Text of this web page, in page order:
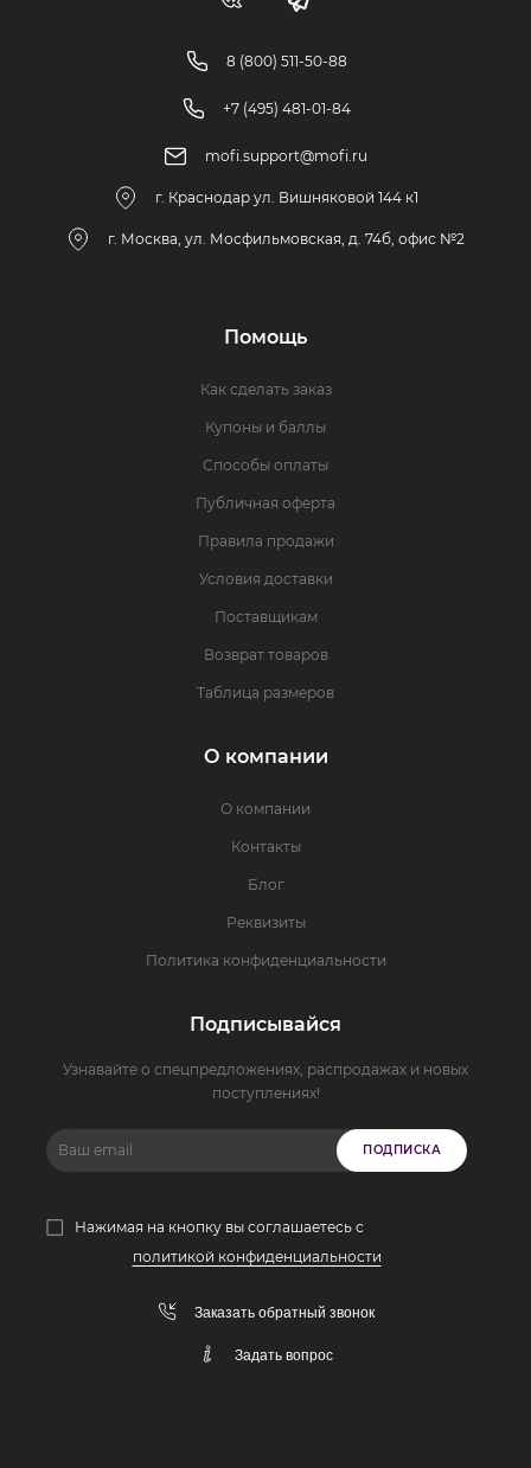
8 (800) 511-50-88
+7 (495) 481-01-84
mofi.support@mofi.ru
г. Краснодар ул. Вишняковой 144 к1
г. Москва, ул. Мосфильмовская, д. 74б, офис №2
Помощь
Как сделать заказ
Купоны и баллы
Способы оплаты
Публичная оферта
Правила продажи
Условия доставки
Поставщикам
Возврат товаров
Таблица размеров
О компании
О компании
Контакты
Блог
Реквизиты
Политика конфиденциальности
Подписывайся
Узнавайте о спецпредложениях, распродажах и новых
поступлениях!
ПОДПИСКА
Нажимая на кнопку вы соглашаетесь с
политикой конфиденциальности
Заказать обратный звонок
Задать вопрос